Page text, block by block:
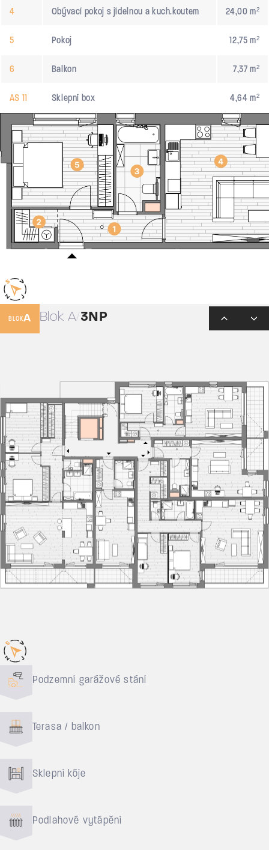
4 Obývací pokoj s jídelnou a kuch.koutem 24,00 m²
5 Pokoj 12,75 m²
6 Balkon 7,37 m²
AS 11 Sklepní box 4,64 m²
BLOKA Blok A 3NP
Důvody pro bydlení
Podzemní garážové stání
Terasa / balkon
Sklepní kóje
Podlahové vytápění